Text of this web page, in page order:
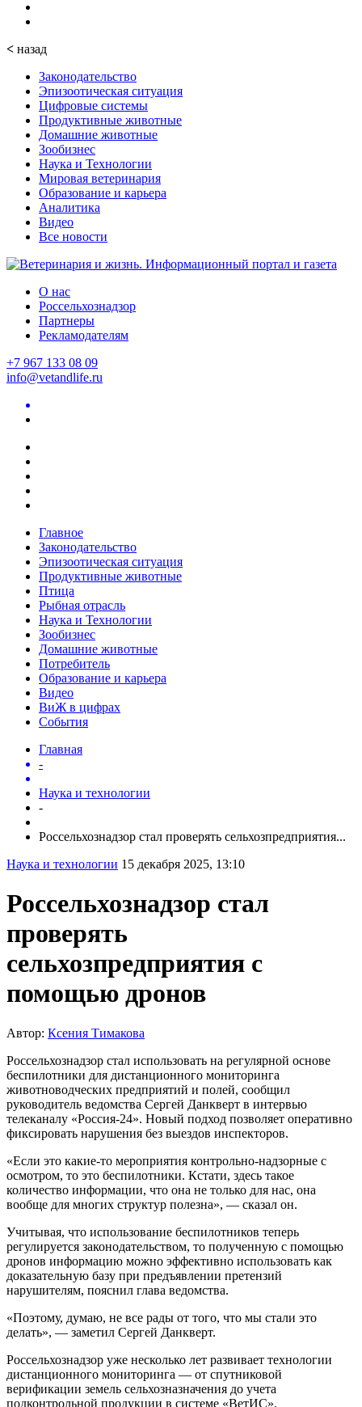
< назад
Законодательство
Эпизоотическая ситуация
Цифровые системы
Продуктивные животные
Домашние животные
Зообизнес
Наука и Технологии
Мировая ветеринария
Образование и карьера
Аналитика
Видео
Все новости
О нас
Россельхознадзор
Партнеры
Рекламодателям
+7 967 133 08 09
info@vetandlife.ru
Главное
Законодательство
Эпизоотическая ситуация
Продуктивные животные
Птица
Рыбная отрасль
Наука и Технологии
Зообизнес
Домашние животные
Потребитель
Образование и карьера
Видео
ВиЖ в цифрах
События
Главная
-
Наука и технологии
-
Россельхознадзор стал проверять сельхозпредприятия...
Наука и технологии 15 декабря 2025, 13:10
Россельхознадзор стал
проверять
сельхозпредприятия с
помощью дронов
Автор: Ксения Тимакова
Россельхознадзор стал использовать на регулярной основе
беспилотники для дистанционного мониторинга
животноводческих предприятий и полей, сообщил
руководитель ведомства Сергей Данкверт в интервью
телеканалу «Россия-24». Новый подход позволяет оперативно
фиксировать нарушения без выездов инспекторов.
«Если это какие-то мероприятия контрольно-надзорные с
осмотром, то это беспилотники. Кстати, здесь такое
количество информации, что она не только для нас, она
вообще для многих структур полезна», — сказал он.
Учитывая, что использование беспилотников теперь
регулируется законодательством, то полученную с помощью
дронов информацию можно эффективно использовать как
доказательную базу при предъявлении претензий
нарушителям, пояснил глава ведомства.
«Поэтому, думаю, не все рады от того, что мы стали это
делать», — заметил Сергей Данкверт.
Россельхознадзор уже несколько лет развивает технологии
дистанционного мониторинга — от спутниковой
верификации земель сельхозназначения до учета
подконтрольной продукции в системе «ВетИС».